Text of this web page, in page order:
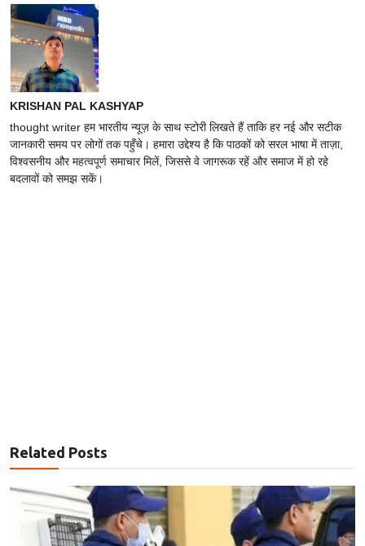
KRISHAN PAL KASHYAP
thought writer हम भारतीय न्यूज़ के साथ स्टोरी लिखते हैं ताकि हर नई और सटीक
जानकारी समय पर लोगों तक पहुँचे। हमारा उद्देश्य है कि पाठकों को सरल भाषा में ताज़ा,
विश्वसनीय और महत्वपूर्ण समाचार मिलें, जिससे वे जागरूक रहें और समाज में हो रहे
बदलावों को समझ सकें।
Related Posts